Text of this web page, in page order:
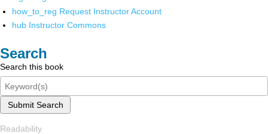
how_to_reg Request Instructor Account
hub Instructor Commons
Search
Search this book
Submit Search
Readability